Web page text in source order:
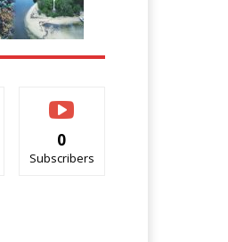
0
Subscribers